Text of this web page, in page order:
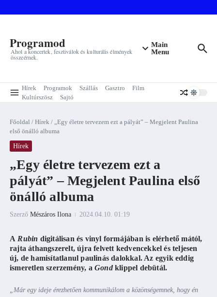
Programod
Ahol a koncertek, fesztiválok és kulturális élmények
összeérnek.
Main
Menu
Hírek Programok Szállás Gasztro
Film
Kultúrszösz
Sajtó
Főoldal / Hírek / „Egy életre tervezem ezt a pályát” – Megjelent Paulina
első önálló albuma
Hírek
„Egy életre tervezem ezt a
pályát” – Megjelent Paulina első
önálló albuma
Szerző Mészáros Ilona 2024.04.10. 01:19
A Rubin digitálisan és vinyl formájában is elérhető mától,
rajta áthangszerelt, újra felvett kedvencekkel és teljesen
új, de hamisítatlanul paulinás dalokkal. Az egyik eddig
ismeretlen szerzemény, a Gondklippel debütál.
„Már egy ideje érezhetően kommunikálom a közönségemnek, hogy én